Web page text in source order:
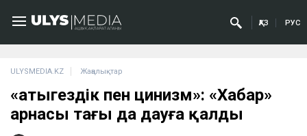
ҚАЗ РУС
ULYSMEDIA.KZ Жаңалықтар
«Қатыгездік пен цинизм»: «Хабар»
арнасы тағы да дауға қалды